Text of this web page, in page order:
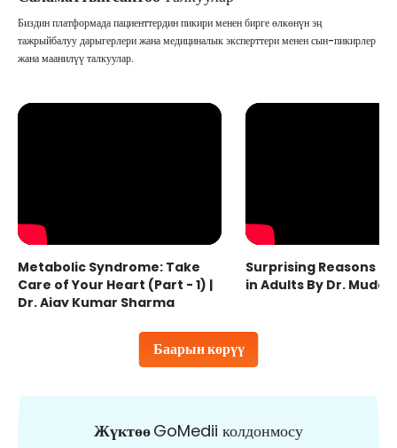
Баарын көрүү
Биздин платформада пациенттердин пикири менен бирге өлкөнүн эң
тажрыйбалуу дарыгерлери жана медициналык эксперттери менен сын-пикирлер
жана маанилүү талкуулар.
Metabolic Syndrome: Take
Care of Your Heart (Part - 1) |
Dr. Ajay Kumar Sharma
Surprising Reasons
in Adults By Dr.
ЖүктөөGoMedii колдонмосу